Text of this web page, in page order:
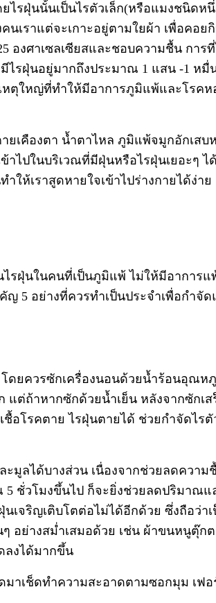
นนั้นเป็นไรตัวเล็ก(หรือแมงชนิดหนึ่
เราแต่จะเกาะอยู่ตามใยผ้า เพื่อคอย
องศาเซลเซียสและชอบความชื้น กา
ไรฝุ่นอยู่มากถึงประมาณ 1 แสน -1 ห
หตุใหญ่ที่ทำให้มีอาการภูมิแพ้และโรค
เคืองตา น้ำตาไหล ภูมิแพ้จมูกอักเส
ไปในบริเวณที่มีฝุ่นหรือไรฝุ่นเยอะๆ ไ
ห้เราสูดหายใจเข้าไปร่างกายได้ง่า
ฝุ่นในคนที่เป็นภูมิแพ้ ไม่ให้มีอาการแ
5 อย่างที่ควรทำเป็นประจำเพื่อกำจัด
ยควรซักเครื่องนอนด้วยน้ำร้อนอุณหภู
ต่ถ้าหากซักด้วยน้ำเย็น หลังจากซักเ
อโรคตาย ไรฝุ่นตายได้ ช่วยกำจัดไรตั
มูลได้บางส่วน เนื่องจากช่วยลดความ
ชั่วโมงขึ้นไป ก็จะยิ่งช่วยลดปริมาณแ
เจริญเติบโตต่อไม่ได้อีกด้วย ซึ่งถือว่า
อย่างสม่ำเสมอด้วย เช่น ผ้าขนหนูตุ๊ก
ลงได้มากขึ้น
าเช็ดทำความสะอาดตามซอกมุม เฟอ